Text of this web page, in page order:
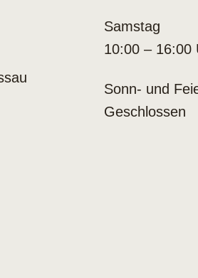
Samstag
10:00 – 16:00
Sonn- und
Geschlossen